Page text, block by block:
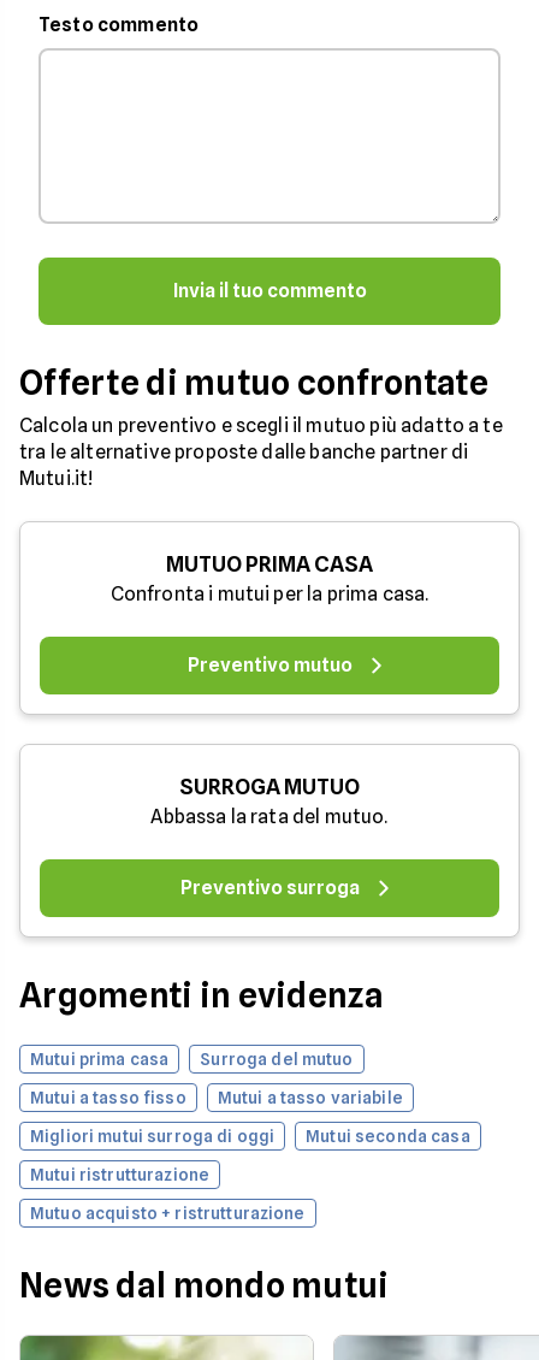
Testo commento
Invia il tuo commento
Offerte di mutuo confrontate
Calcola un preventivo e scegli il mutuo più adatto a te
tra le alternative proposte dalle banche partner di
Mutui.it!
MUTUO PRIMA CASA
Confronta i mutui per la prima casa.
Preventivo mutuo
SURROGA MUTUO
Abbassa la rata del mutuo.
Preventivo surroga
Argomenti in evidenza
Mutui prima casa
Surroga del mutuo
Mutui a tasso fisso
Mutui a tasso variabile
Migliori mutui surroga di oggi
Mutui seconda casa
Mutui ristrutturazione
Mutuo acquisto + ristrutturazione
News dal mondo mutui